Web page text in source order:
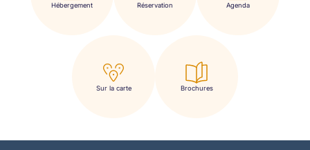
Hébergement Réservation Agenda
Sur la carte Brochures